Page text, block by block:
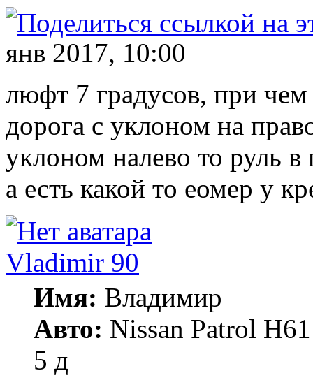
янв 2017, 10:00
люфт 7 градусов, при
дорога с уклоном на
уклоном налево то руль
а есть какой то еомер у
Vladimir 90
Имя: Владимир
Авто: Nissan Patrol
5 д